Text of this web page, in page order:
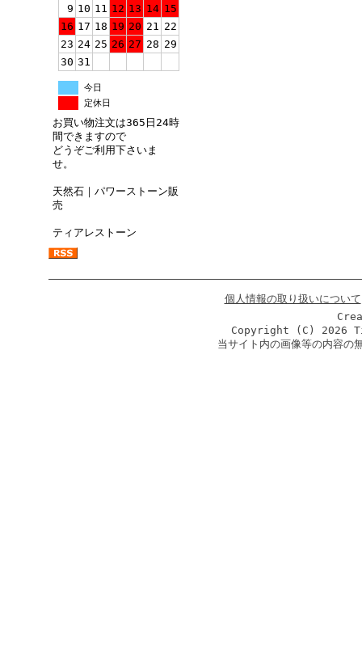
9 10 11 12 13 14 15
16 17 18 19 20 21 22
23 24 25 26 27 28 29
30 31
今日
定休日
お買い物注文は365日24時
間できますので
どうぞご利用下さいま
せ。
天然石｜パワーストーン販
売
ティアレストーン
個人情報の取り扱いについて
Copyright (C) 2026
当サイト内の画像等の内容の